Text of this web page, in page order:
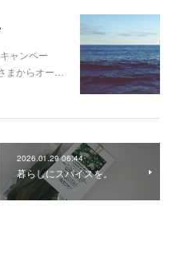
ャンペー
まからオー…
2026.01.29 06:44
暮らしにスパイスを。